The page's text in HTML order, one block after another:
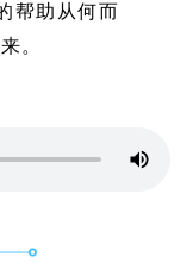
帮助从何而
。